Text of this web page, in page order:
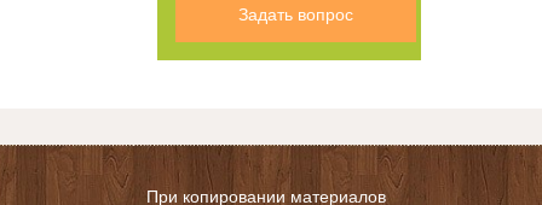
Задать вопрос
При копировании материалов